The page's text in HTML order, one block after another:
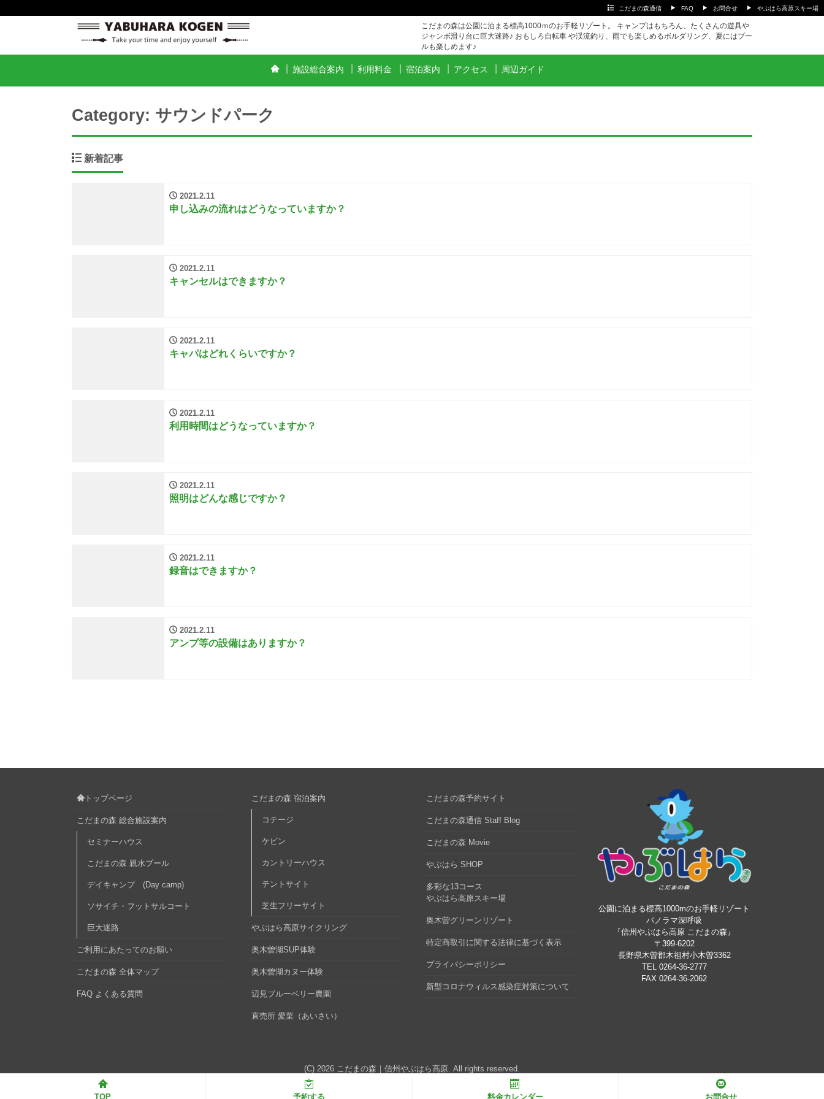
こだまの森通信 FAQ お問合せ やぶはら高原スキー場
こだまの森は公園に泊まる標高1000ｍのお手軽リゾート。 キャンプはもちろん、たくさんの遊具や
ジャンボ滑り台に巨大迷路♪ おもしろ自転車 や渓流釣り、雨でも楽しめるボルダリング、夏にはプー
ルも楽しめます♪
施設総合案内 利用料金 宿泊案内 アクセス 周辺ガイド
Category: サウンドパーク
新着記事
2021.2.11
申し込みの流れはどうなっていますか？
2021.2.11
キャンセルはできますか？
2021.2.11
キャパはどれくらいですか？
2021.2.11
利用時間はどうなっていますか？
2021.2.11
照明はどんな感じですか？
2021.2.11
録音はできますか？
2021.2.11
アンプ等の設備はありますか？
TOP 予約する 料金カレンダー お問合せ
トップページ
こだまの森 総合施設案内
セミナーハウス
こだまの森 親水プール
デイキャンプ (Day camp)
ソサイチ・フットサルコート
巨大迷路
ご利用にあたってのお願い
こだまの森 全体マップ
FAQ よくある質問
こだまの森 宿泊案内
コテージ
ケビン
カントリーハウス
テントサイト
芝生フリーサイト
やぶはら高原サイクリング
奥木曽湖SUP体験
奥木曽湖カヌー体験
辺見ブルーベリー農園
直売所 愛菜（あいさい）
こだまの森予約サイト
こだまの森通信 Staff Blog
こだまの森 Movie
やぶはら SHOP
多彩な13コース
やぶはら高原スキー場
奥木曽グリーンリゾート
特定商取引に関する法律に基づく表示
プライバシーポリシー
新型コロナウィルス感染症対策について
公園に泊まる標高1000mのお手軽リゾート
パノラマ深呼吸
『信州やぶはら高原 こだまの森』
〒399-6202
長野県木曽郡木祖村小木曽3362
TEL 0264-36-2777
FAX 0264-36-2062
(C) 2026 こだまの森｜信州やぶはら高原. All rights reserved.